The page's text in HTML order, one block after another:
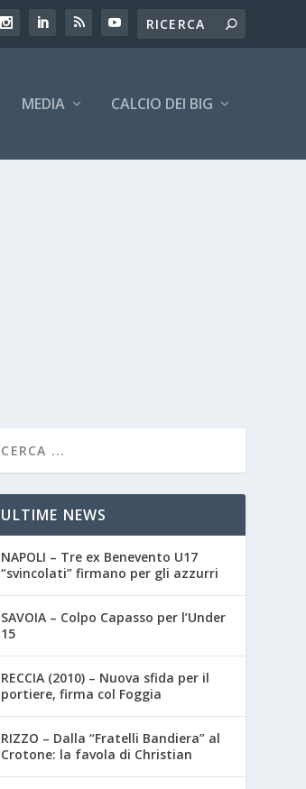
MEDIA CALCIO DEI BIG
ULTIME NEWS
NAPOLI – Tre ex Benevento U17
“svincolati” firmano per gli azzurri
SAVOIA – Colpo Capasso per l’Under
15
RECCIA (2010) – Nuova sfida per il
portiere, firma col Foggia
RIZZO – Dalla “Fratelli Bandiera” al
Crotone: la favola di Christian